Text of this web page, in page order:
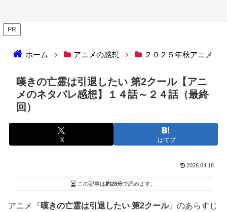
PR
ホーム アニメの感想 ２０２５年秋アニメ
嘆きの亡霊は引退したい 第2クール【アニ
メのネタバレ感想】１４話～２４話（最終
回）
X はてブ
2026.04.18
この記事は約28分で読めます。
アニメ『嘆きの亡霊は引退したい 第2クール』のあらすじ